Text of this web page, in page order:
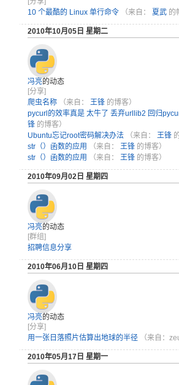
10 个最酷的 Linux 单行命令
（来自： 夏武 的
2010年10月05日 星期二
冯亮的动态
[分享]
爬虫名称
（来自： 王锋 的博客）
pycurl的效率真是 太牛了 丢弃urllib2 回归
锋 的博客）
Ubuntu忘记root密码解决办法
（来自： 王锋
str（）函数的应用
（来自： 王锋 的博客）
str（）函数的应用
（来自： 王锋 的博客）
2010年09月02日 星期四
冯亮的动态
[群组]
招聘信息分享
2010年06月10日 星期四
冯亮的动态
[分享]
用一张日落照片估算出地球的半径
（来自：
2010年05月17日 星期一